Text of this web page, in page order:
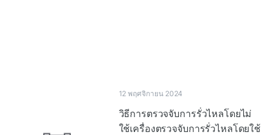
12 พฤศจิกายน 2024
วิธีการตรวจจับการรั่วไหลโดยไม่
ใช้เครื่องตรวจจับการรั่วไหลโดยใช้